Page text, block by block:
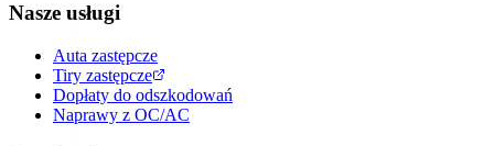
Nasze usługi
Auta zastępcze
Tiry zastępcze
Dopłaty do odszkodowań
Naprawy z OC/AC